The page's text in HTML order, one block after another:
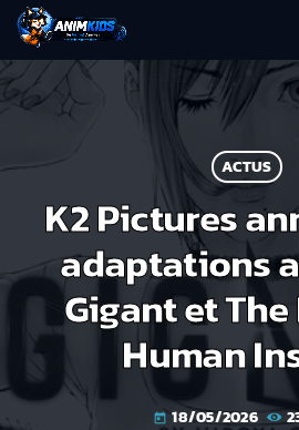
ACTUS
K2 Pictures
adaptations
Gigant et
Human
today 18/05/2026